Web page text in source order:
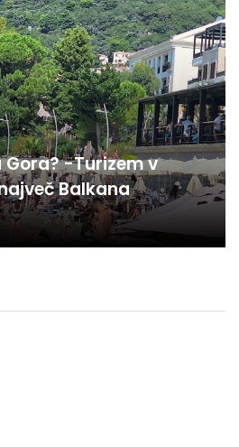
-Turizem v
Balkana